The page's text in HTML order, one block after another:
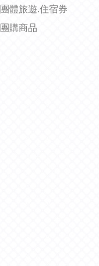
團體旅遊.住宿券
團購商品